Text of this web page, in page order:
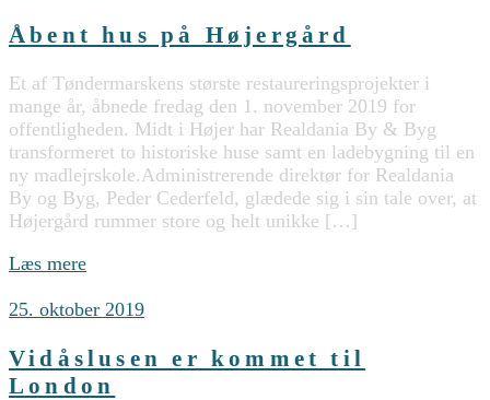
Åbent hus på Højergård
Et af Tøndermarskens største restaureringsprojekter i
mange år, åbnede fredag den 1. november 2019 for
offentligheden. Midt i Højer har Realdania By & Byg
transformeret to historiske huse samt en ladebygning til en
ny madlejrskole.Administrerende direktør for Realdania
By og Byg, Peder Cederfeld, glædede sig i sin tale over, at
Højergård rummer store og helt unikke […]
Læs mere
25. oktober 2019
Vidåslusen er kommet til
London